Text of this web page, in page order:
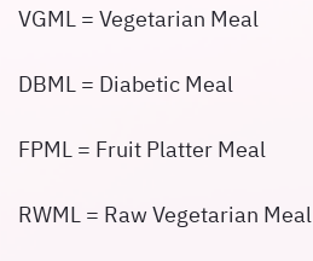
VGML = Vegetarian Meal
DBML = Diabetic Meal
FPML = Fruit Platter Meal
RWML = Raw Vegetarian Meal